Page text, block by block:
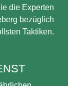
die Experten
bezüglich
Taktiken.